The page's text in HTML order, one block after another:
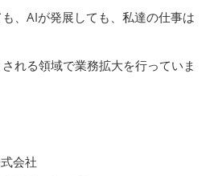
、AIが発展しても、私達の仕事は
れる領域で業務拡大を行っていま
会社